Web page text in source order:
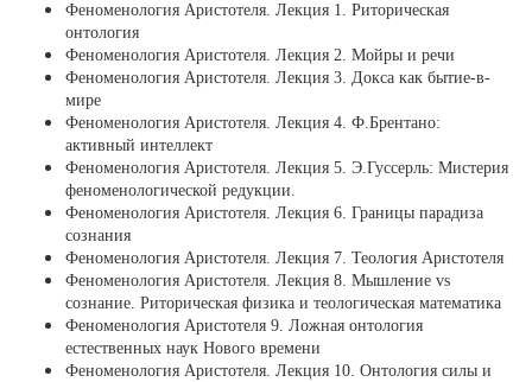
Феноменология Аристотеля. Лекция 1. Риторическая
онтология
Феноменология Аристотеля. Лекция 2. Мойры и речи
Феноменология Аристотеля. Лекция 3. Докса как бытие-в-
мире
Феноменология Аристотеля. Лекция 4. Ф.Брентано:
активный интеллект
Феноменология Аристотеля. Лекция 5. Э.Гуссерль: Мистерия
феноменологической редукции.
Феноменология Аристотеля. Лекция 6. Границы парадиза
сознания
Феноменология Аристотеля. Лекция 7. Теология Аристотеля
Феноменология Аристотеля. Лекция 8. Мышление vs
сознание. Риторическая физика и теологическая математика
Феноменология Аристотеля 9. Ложная онтология
естественных наук Нового времени
Феноменология Аристотеля. Лекция 10. Онтология силы и